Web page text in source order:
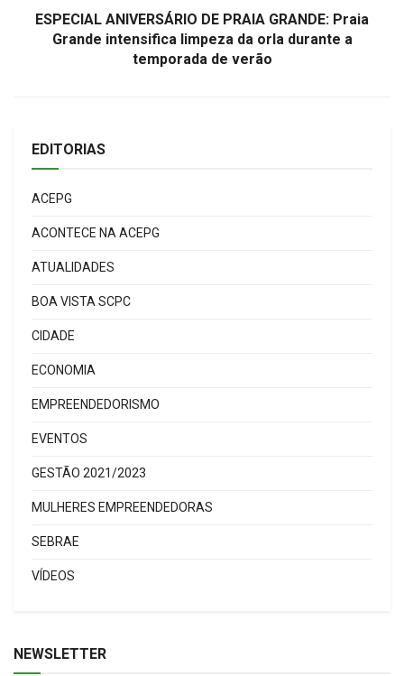
ESPECIAL ANIVERSÁRIO DE PRAIA GRANDE: Praia
Grande intensifica limpeza da orla durante a
temporada de verão
EDITORIAS
ACEPG
ACONTECE NA ACEPG
ATUALIDADES
BOA VISTA SCPC
CIDADE
ECONOMIA
EMPREENDEDORISMO
EVENTOS
GESTÃO 2021/2023
MULHERES EMPREENDEDORAS
SEBRAE
VÍDEOS
NEWSLETTER